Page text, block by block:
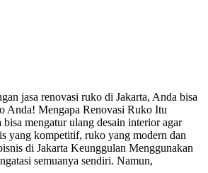
jasa renovasi ruko di Jakarta, Anda bisa
Anda! Mengapa Renovasi Ruko Itu
mengatur ulang desain interior agar
yang kompetitif, ruko yang modern dan
di Jakarta Keunggulan Menggunakan
semuanya sendiri. Namun,